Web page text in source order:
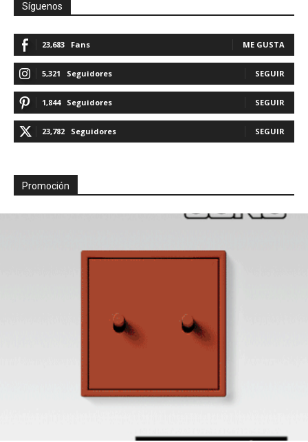
Síguenos
23,683 Fans ME GUSTA
5,321 Seguidores SEGUIR
1,844 Seguidores SEGUIR
23,782 Seguidores SEGUIR
Promoción